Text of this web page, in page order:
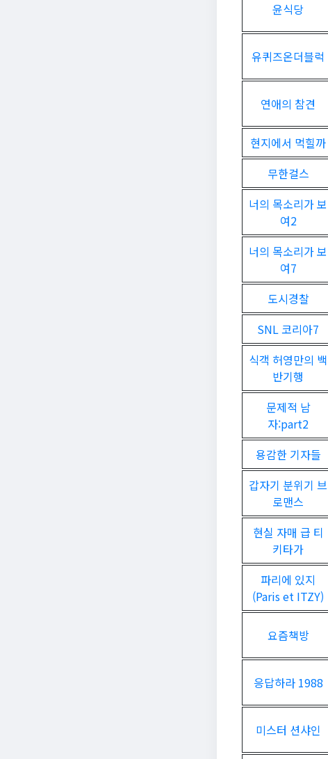
윤식당
유퀴즈온더블럭
연애의 참견
현지에서 먹힐까
무한걸스
너의 목소리가 보
여2
너의 목소리가 보
여7
도시경찰
SNL 코리아7
식객 허영만의 백
반기행
문제적 남
자:part2
용감한 기자들
갑자기 분위기 브
로맨스
현실 자매 급 티
키타가
파리에 있지
(Paris et ITZY)
요즘책방
응답하라 1988
미스터 션샤인